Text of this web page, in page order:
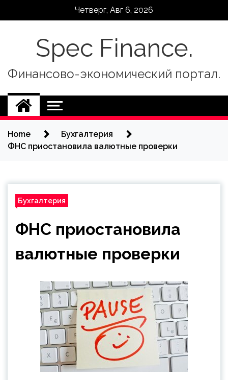
Четверг, Авг 6, 2026
Spec Finance.
Финансово-экономический портал.
Home
Бухгалтерия
ФНС приостановила валютные проверки
Бухгалтерия
ФНС приостановила
валютные проверки